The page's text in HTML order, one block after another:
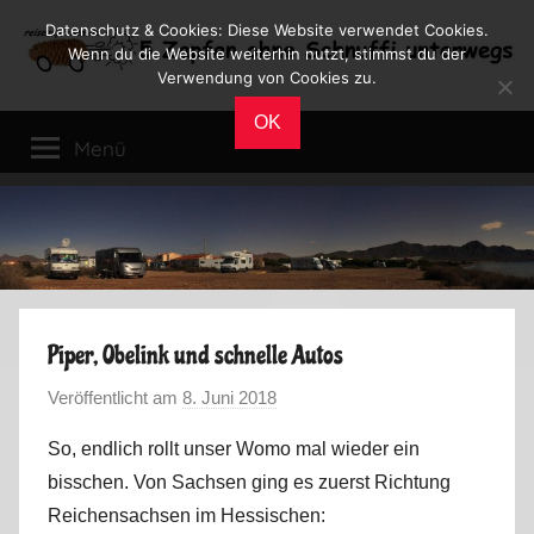
Inhalt
Reiseblog
Leben
im
Menü
Piper, Obelink und schnelle Autos
Veröffentlicht am 8. Juni 2018
n
M
a
So, endlich rollt unser Womo mal wieder ein
bisschen. Von Sachsen ging es zuerst Richtung
Reichensachsen im Hessischen:
Datenschutz & Cookies: Diese Website verwendet Cookies.
Wenn du die Website weiterhin nutzt, stimmst du der
Verwendung von Cookies zu.
OK